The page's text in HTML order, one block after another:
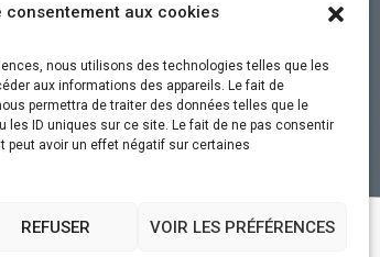
consentement aux cookies
nous utilisons des technologies telles que les
aux informations des appareils. Le fait de
permettra de traiter des données telles que le
les ID uniques sur ce site. Le fait de ne pas consentir
peut avoir un effet négatif sur certaines
REFUSER VOIR LES PRÉFÉRENCES
Plan du site